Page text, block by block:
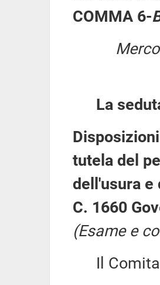
COMMA 6-
La
tutela del
dell'usura
C. 1660
(Esame e
Il